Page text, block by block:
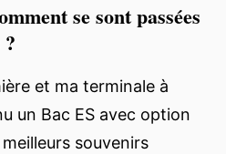
se sont passées
et ma terminale à
un Bac ES avec option
souvenirs